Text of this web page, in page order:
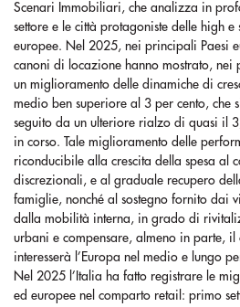
Scenari Immobiliari, che analizza in
settore e le città protagoniste delle high e
europee. Nel 2025, nei principali Paesi
canoni di locazione hanno mostrato, nei
un miglioramento delle dinamiche di
medio ben superiore al 3 per cento, che
seguito da un ulteriore rialzo di quasi il
in corso. Tale miglioramento delle
riconducibile alla crescita della spesa al
discrezionali, e al graduale recupero
famiglie, nonché al sostegno fornito dai
dalla mobilità interna, in grado di
urbani e compensare, almeno in parte, il
interesserà l’Europa nel medio e lungo
Nel 2025 l’Italia ha fatto registrare le
ed europee nel comparto retail: primo